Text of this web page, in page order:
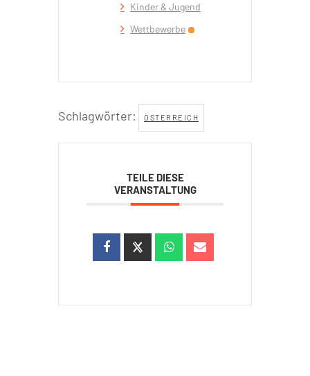
Kinder & Jugend
Wettbewerbe
Schlagwörter: ÖSTERREICH
TEILE DIESE
VERANSTALTUNG